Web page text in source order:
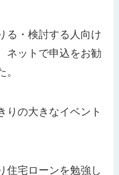
る・検討する人向け
ネットで申込をお勧
りの大きなイベント
住宅ローンを勉強し